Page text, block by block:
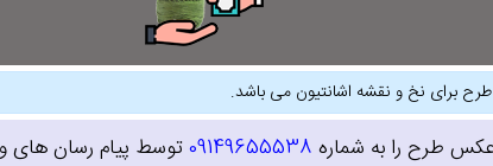
برای نخ و نقشه اشانتیون می باشد.
طرح را به شماره 09149655538توسط پیام رسان های